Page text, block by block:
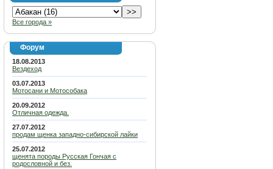
Все города »
Форум
18.08.2013
Вездеход
03.07.2013
Мотосани и Мотособака
20.09.2012
Отличная одежда.
27.07.2012
продам щенка западно-сибирской лайки
25.07.2012
щенята породы Русская Гончая с
родословной и без.